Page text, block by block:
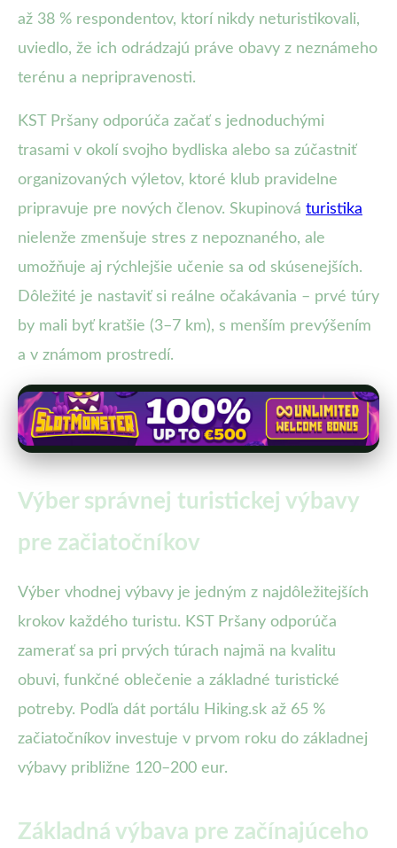
až 38 % respondentov, ktorí nikdy neturistikovali,
uviedlo, že ich odrádzajú práve obavy z neznámeho
terénu a nepripravenosti.
KST Pršany odporúča začať s jednoduchými
trasami v okolí svojho bydliska alebo sa zúčastniť
organizovaných výletov, ktoré klub pravidelne
pripravuje pre nových členov. Skupinová turistika
nielenže zmenšuje stres z nepoznaného, ale
umožňuje aj rýchlejšie učenie sa od skúsenejších.
Dôležité je nastaviť si reálne očakávania – prvé túry
by mali byť kratšie (3–7 km), s menším prevýšením
a v známom prostredí.
Výber správnej turistickej výbavy
pre začiatočníkov
Výber vhodnej výbavy je jedným z najdôležitejších
krokov každého turistu. KST Pršany odporúča
zamerať sa pri prvých túrach najmä na kvalitu
obuvi, funkčné oblečenie a základné turistické
potreby. Podľa dát portálu Hiking.sk až 65 %
začiatočníkov investuje v prvom roku do základnej
výbavy približne 120–200 eur.
Základná výbava pre začínajúceho